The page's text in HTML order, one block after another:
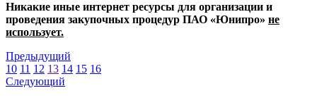
Никакие иные интернет ресурсы для организации и
проведения закупочных процедур ПАО «Юнипро» не
использует.
Предыдущий
10 11 12 13 14 15 16
Следующий